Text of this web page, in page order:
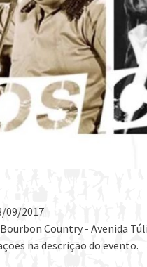
09/2017
Country - Avenida
na descrição do evento.